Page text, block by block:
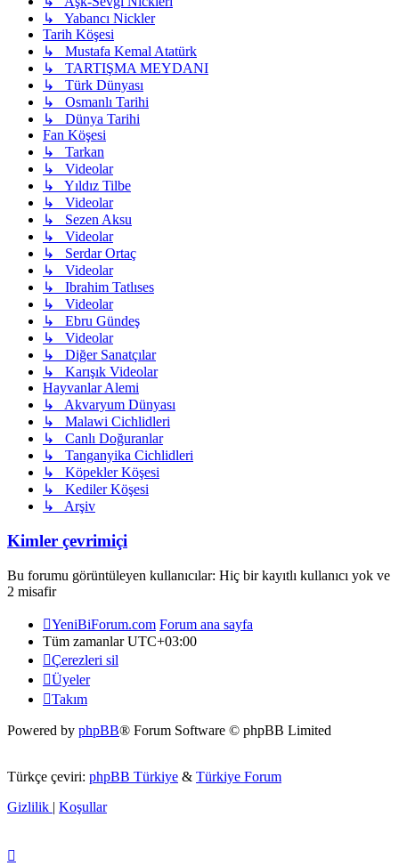
↳ Yabancı Nickler
Tarih Köşesi
↳ Mustafa Kemal Atatürk
↳ TARTIŞMA MEYDANI
↳ Türk Dünyası
↳ Osmanlı Tarihi
↳ Dünya Tarihi
Fan Köşesi
↳ Tarkan
↳ Videolar
↳ Yıldız Tilbe
↳ Videolar
↳ Sezen Aksu
↳ Videolar
↳ Serdar Ortaç
↳ Videolar
↳ Ibrahim Tatlıses
↳ Videolar
↳ Ebru Gündeş
↳ Videolar
↳ Diğer Sanatçılar
↳ Karışık Videolar
Hayvanlar Alemi
↳ Akvaryum Dünyası
↳ Malawi Cichlidleri
↳ Canlı Doğuranlar
↳ Tanganyika Cichlidleri
↳ Köpekler Köşesi
↳ Kediler Köşesi
↳ Arşiv
Kimler çevrimiçi
Bu forumu görüntüleyen kullanıcılar: Hiç bir kayıtlı kullanıcı yok ve
2 misafir
YeniBiForum.com Forum ana sayfa
Tüm zamanlarUTC+03:00
Çerezleri sil
Üyeler
Takım
Powered by phpBB® Forum Software © phpBB Limited
Türkçe çeviri: phpBB Türkiye & Türkiye Forum
Gizlilik | Koşullar